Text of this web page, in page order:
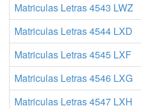
Matriculas Letras 4543 LWZ
Matriculas Letras 4544 LXD
Matriculas Letras 4545 LXF
Matriculas Letras 4546 LXG
Matriculas Letras 4547 LXH